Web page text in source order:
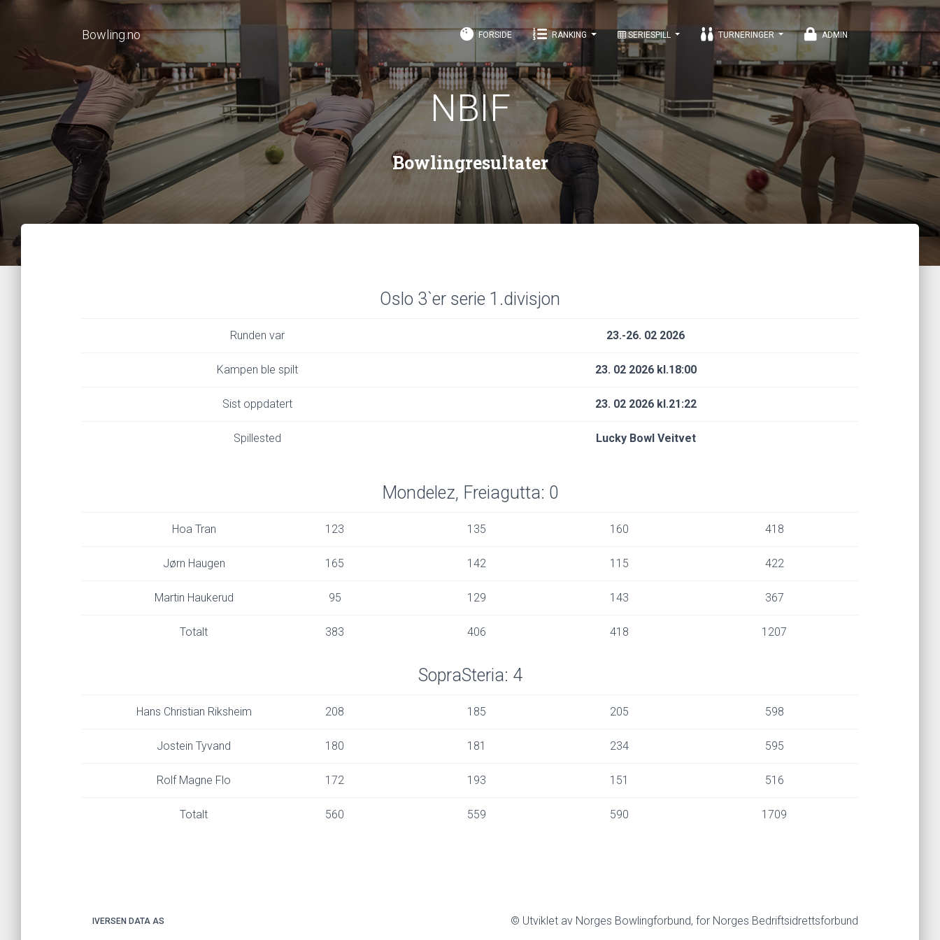
Bowling.no FORSIDE RANKING SERIESPILL TURNERINGER ADMIN
NBIF
Bowlingresultater
Oslo 3`er serie 1.divisjon
Runden var 23.-26. 02 2026
Kampen ble spilt 23. 02 2026 kl.18:00
Sist oppdatert 23. 02 2026 kl.21:22
Spillested Lucky Bowl Veitvet
Mondelez, Freiagutta: 0
Hoa Tran 123 135 160 418
Jørn Haugen 165 142 115 422
Martin Haukerud 95 129 143 367
Totalt 383 406 418 1207
SopraSteria: 4
Hans Christian Riksheim 208 185 205 598
Jostein Tyvand 180 181 234 595
Rolf Magne Flo 172 193 151 516
Totalt 560 559 590 1709
IVERSEN DATA AS © Utviklet av Norges Bowlingforbund, for Norges Bedriftsidrettsforbund